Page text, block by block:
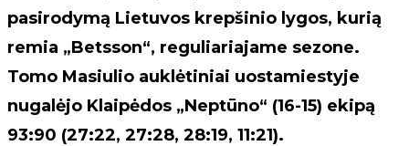
pasirodymą Lietuvos krepšinio lygos, kurią
remia „Betsson“, reguliariajame sezone.
Tomo Masiulio auklėtiniai uostamiestyje
nugalėjo Klaipėdos „Neptūno“ (16-15) ekipą
93:90 (27:22, 27:28, 28:19, 11:21).